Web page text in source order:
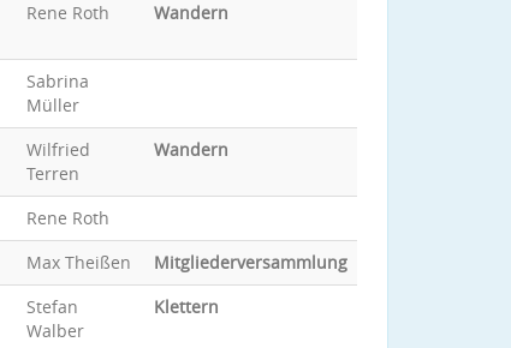
Rene Roth Wandern
Sabrina
Müller
Wilfried
Terren
Wandern
Rene Roth
Max Theißen
Mitgliederversammlung
Stefan
Walber
Klettern